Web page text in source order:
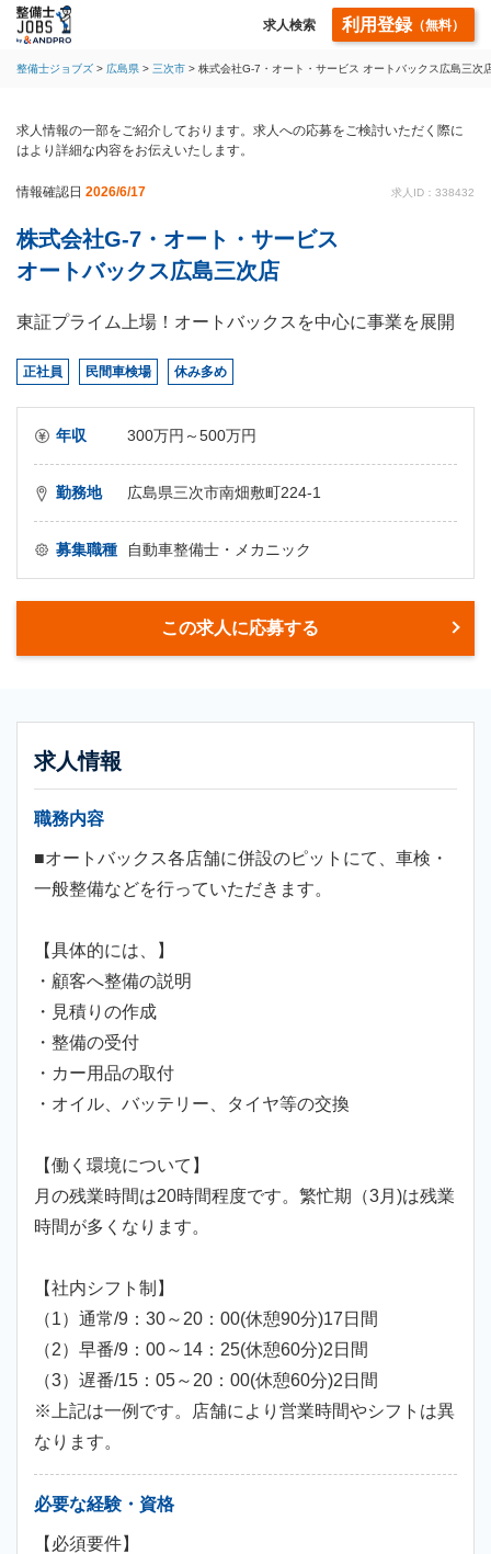
求人検索 利用登録（無料）
整備士ジョブズ 広島県 三次市 株式会社G-7・オート・サービス オートバックス広島三次
求人情報の一部をご紹介しております。求人への応募をご検討いただく際に
はより詳細な内容をお伝えいたします。
情報確認日 2026/6/17 求人ID：338432
株式会社G-7・オート・サービス
オートバックス広島三次店
東証プライム上場！オートバックスを中心に事業を展開
正社員 民間車検場 休み多め
年収 300万円～500万円
勤務地 広島県三次市南畑敷町224-1
募集職種 自動車整備士・メカニック
この求人に応募する
求人情報
職務内容
■オートバックス各店舗に併設のピットにて、車検・
一般整備などを行っていただきます。
【具体的には、】
・顧客へ整備の説明
・見積りの作成
・整備の受付
・カー用品の取付
・オイル、バッテリー、タイヤ等の交換
【働く環境について】
月の残業時間は20時間程度です。繁忙期（3月)は残業
時間が多くなります。
【社内シフト制】
（1）通常/9：30～20：00(休憩90分)17日間
（2）早番/9：00～14：25(休憩60分)2日間
（3）遅番/15：05～20：00(休憩60分)2日間
※上記は一例です。店舗により営業時間やシフトは異
なります。
必要な経験・資格
【必須要件】